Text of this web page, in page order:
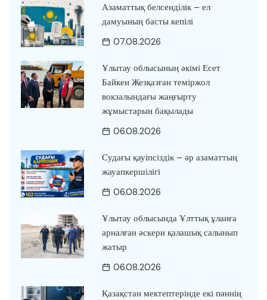
Азаматтық белсенділік – ел
дамуының басты кепілі
07.08.2026
Ұлытау облысының әкімі Есет
Байкен Жезқазған теміржол
вокзалындағы жаңғырту
жұмыстарын бақылады
06.08.2026
Судағы қауіпсіздік – әр азаматтың
жауапкершілігі
06.08.2026
Ұлытау облысында Ұлттық ұланға
арналған әскери қалашық салынып
жатыр
06.08.2026
Қазақстан мектептерінде екі пәннің